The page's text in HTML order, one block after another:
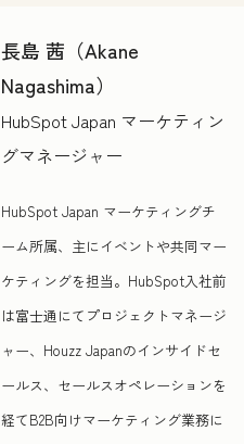
長島 茜（Akane
Nagashima）
HubSpot Japan マーケティン
グマネージャー
HubSpot Japan マーケティングチ
ーム所属、主にイベントや共同マー
ケティングを担当。HubSpot入社前
は富士通にてプロジェクトマネージ
ャー、Houzz Japanのインサイドセ
ールス、セールスオペレーションを
経てB2B向けマーケティング業務に